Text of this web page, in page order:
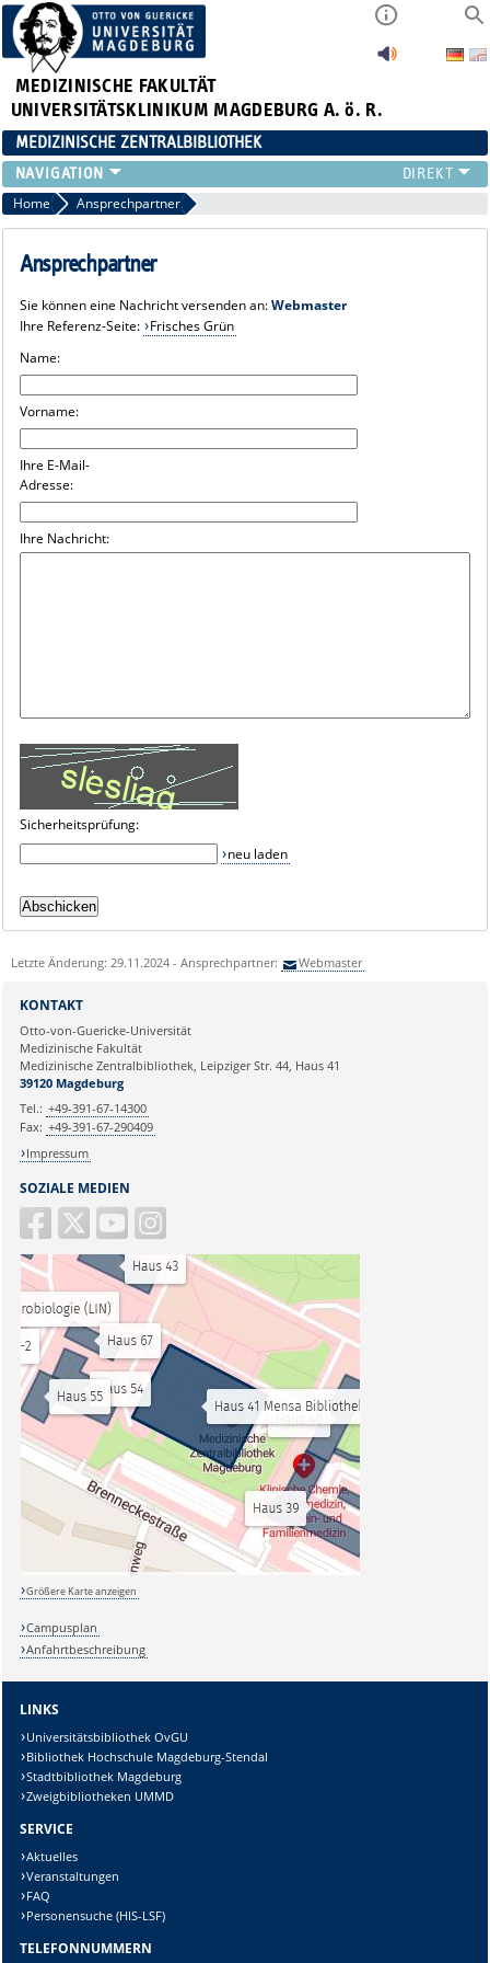
MEDIZINISCHE FAKULTÄT
UNIVERSITÄTSKLINIKUM MAGDEBURG A. ö. R.
MEDIZINISCHE ZENTRALBIBLIOTHEK
LITERATURSUCHE
SERVICE
INFORMATIONSKOMPETENZ
PUBLIZIEREN
SUCHE A-Z
Home Ansprechpartner
Ansprechpartner
Sie können eine Nachricht versenden an:Webmaster
Ihre Referenz-Seite: Frisches Grün
Name:
Vorname:
Ihre E-Mail-
Adresse:
Ihre Nachricht:
Sicherheitsprüfung:
neu laden
Letzte Änderung: 29.11.2024 - Ansprechpartner: Webmaster
SOZIALE MEDIEN
KONTAKT
Otto-von-Guericke-Universität
Medizinische Fakultät
Medizinische Zentralbibliothek, Leipziger Str. 44, Haus 41
39120 Magdeburg
Tel.: +49-391-67-14300
Fax: +49-391-67-290409
Impressum
Größere Karte anzeigen
Campusplan
Anfahrtbeschreibung
LINKS
Universitätsbibliothek OvGU
Bibliothek Hochschule Magdeburg-Stendal
Stadtbibliothek Magdeburg
Zweigbibliotheken UMMD
SERVICE
Aktuelles
Veranstaltungen
FAQ
Personensuche (HIS-LSF)
TELEFONNUMMERN